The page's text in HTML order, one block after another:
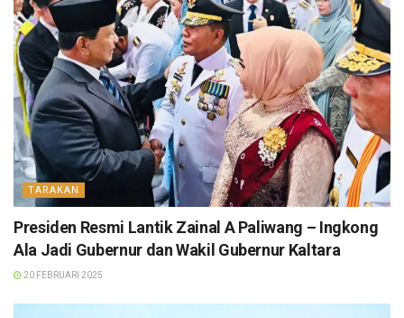
TARAKAN
Presiden Resmi Lantik Zainal A Paliwang – Ingkong
Ala Jadi Gubernur dan Wakil Gubernur Kaltara
20 FEBRUARI 2025